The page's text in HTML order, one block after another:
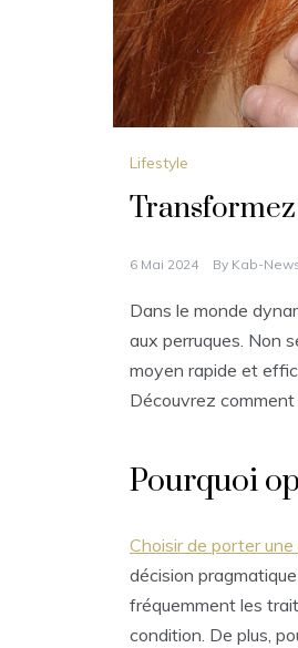
Lifestyle
6 Mai 2024 By Kab-
Dans le monde
aux perruques. Non
moyen rapide et
Découvrez
Pourquoi
Choisir de porter une
décision
fréquemment les
condition. De plus,